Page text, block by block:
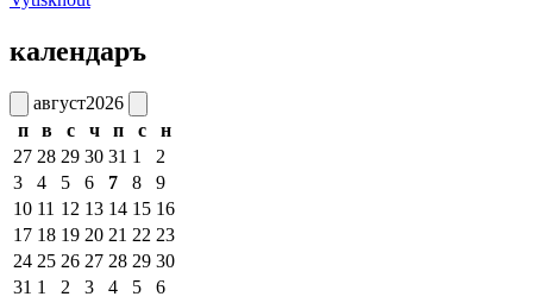
календаръ
август2026
п
в с ч п с
н
27 28 29 30 31 1
2
3
4 5 6 7 8
9
10 11 12 13 14 15 16
17 18 19 20 21 22 23
24 25 26 27 28 29 30
31 1 2 3 4 5 6